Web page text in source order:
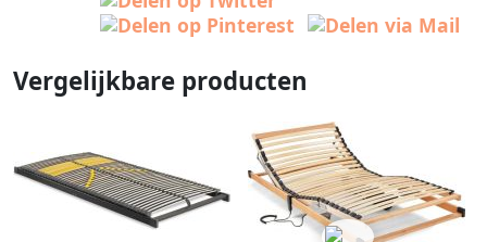
Vergelijkbare producten